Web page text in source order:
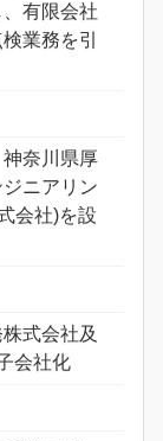
有限会社
業務を引
奈川県厚
ニアリン
会社)を設
式会社及
会社化